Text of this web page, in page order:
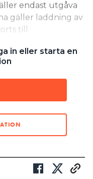
endast utgåva
gäller laddning av
till
IPX4 och IK08
är
ska
in eller starta en